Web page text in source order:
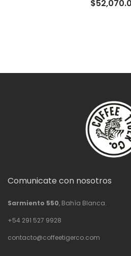
$
Comunicate con nosotros
Sarmiento 550, Bahía Blanca.
+54 291 527 9928
contacto@coffeetigerco.com